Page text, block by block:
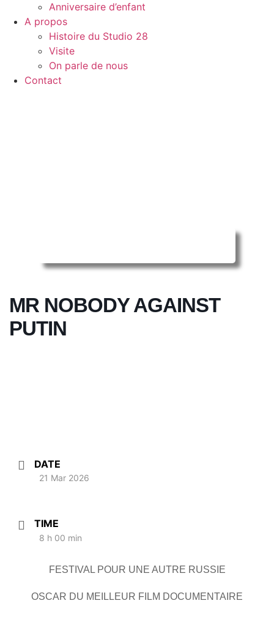
Anniversaire d’enfant
A propos
Histoire du Studio 28
Visite
On parle de nous
Contact
MR NOBODY AGAINST
PUTIN
DATE
21 Mar 2026
TIME
8 h 00 min
FESTIVAL POUR UNE AUTRE RUSSIE
OSCAR DU MEILLEUR FILM DOCUMENTAIRE